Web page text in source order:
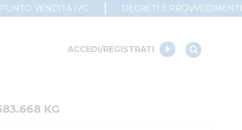
VENDITA IVG DECRETI E PROVVEDIMENTI
ACCEDI/REGISTRATI
KG